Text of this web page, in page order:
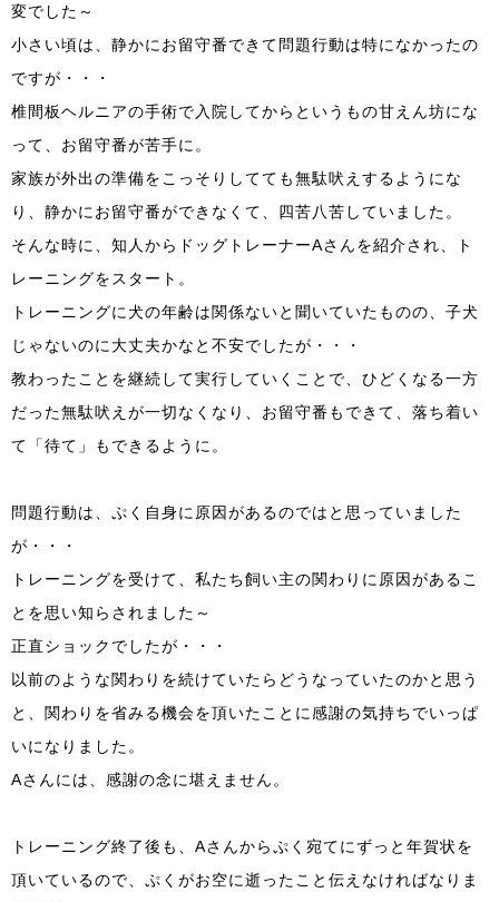
変でした～
小さい頃は、静かにお留守番できて問題行動は特になかったの
ですが・・・
椎間板ヘルニアの手術で入院してからというもの甘えん坊にな
って、お留守番が苦手に。
家族が外出の準備をこっそりしてても無駄吠えするようにな
り、静かにお留守番ができなくて、四苦八苦していました。
そんな時に、知人からドッグトレーナーAさんを紹介され、ト
レーニングをスタート。
トレーニングに犬の年齢は関係ないと聞いていたものの、子犬
じゃないのに大丈夫かなと不安でしたが・・・
教わったことを継続して実行していくことで、ひどくなる一方
だった無駄吠えが一切なくなり、お留守番もできて、落ち着い
て「待て」もできるように。
問題行動は、ぷく自身に原因があるのではと思っていました
が・・・
トレーニングを受けて、私たち飼い主の関わりに原因があるこ
とを思い知らされました～
正直ショックでしたが・・・
以前のような関わりを続けていたらどうなっていたのかと思う
と、関わりを省みる機会を頂いたことに感謝の気持ちでいっぱ
いになりました。
Aさんには、感謝の念に堪えません。
トレーニング終了後も、Aさんからぷく宛てにずっと年賀状を
頂いているので、ぷくがお空に逝ったこと伝えなければなりま